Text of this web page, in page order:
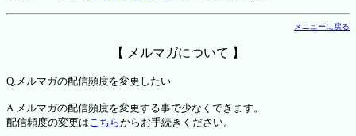
メニューに戻る
【 メルマガについて 】
Q.メルマガの配信頻度を変更したい
A.メルマガの配信頻度を変更する事で少なくできます。
配信頻度の変更はこちらからお手続きください。